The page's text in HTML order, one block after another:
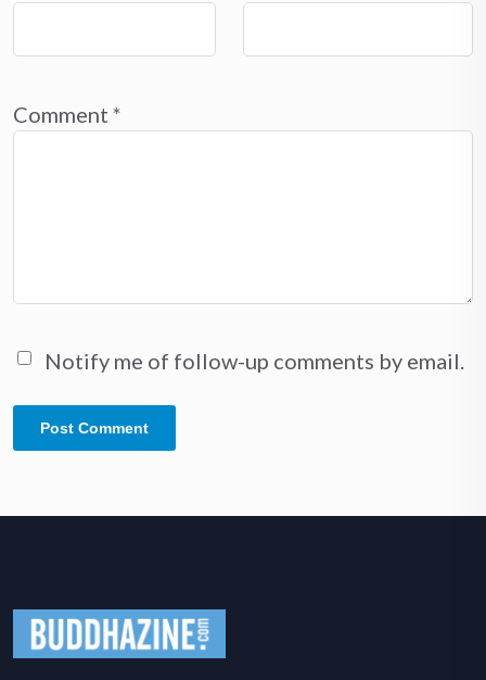
Comment *
Notify me of follow-up comments by email.